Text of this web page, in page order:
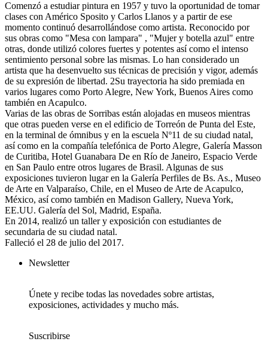
Comenzó a estudiar pintura en 1957 y tuvo la oportunidad de tomar
clases con Américo Sposito y Carlos Llanos y a partir de ese
momento continuó desarrollándose como artista. Reconocido por
sus obras como "Mesa con lampara" , "Mujer y botella azul" entre
otras, donde utilizó colores fuertes y potentes así como el intenso
sentimiento personal sobre las mismas. Lo han considerado un
artista que ha desenvuelto sus técnicas de precisión y vigor, además
de su expresión de libertad. 2​Su trayectoria ha sido premiada en
varios lugares como Porto Alegre, New York, Buenos Aires como
también en Acapulco.
Varias de las obras de Sorribas están alojadas en museos mientras
que otras pueden verse en el edificio de Torreón de Punta del Este,
en la terminal de ómnibus y en la escuela Nº11 de su ciudad natal,
así como en la compañía telefónica de Porto Alegre, Galería Masson
de Curitiba, Hotel Guanabara De en Río de Janeiro, Espacio Verde
en San Paulo entre otros lugares de Brasil. Algunas de sus
exposiciones tuvieron lugar en la Galería Perfiles de Bs. As., Museo
de Arte en Valparaíso, Chile, en el Museo de Arte de Acapulco,
México, así como también en Madison Gallery, Nueva York,
EE.UU. Galería del Sol, Madrid, España.
​En 2014, realizó un taller y exposición con estudiantes de
secundaria de su ciudad natal.
Falleció el 28 de julio del 2017.
Newsletter
Únete y recibe todas las novedades sobre artistas,
exposiciones, actividades y mucho más.
Suscribirse